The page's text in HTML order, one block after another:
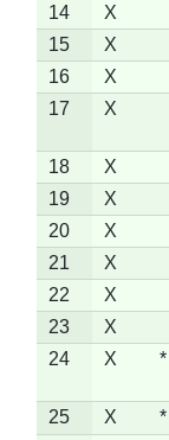
14
X
15
X
16
X
17
X
18 X
19
X
20
X
21
X
22
X
23
X
24
X *
25 X *